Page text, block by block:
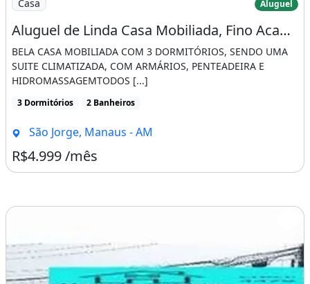
Casa Aluguel
Aluguel de Linda Casa Mobiliada, Fino Acabamento
BELA CASA MOBILIADA COM 3 DORMITÓRIOS, SENDO UMA
SUITE CLIMATIZADA, COM ARMÁRIOS, PENTEADEIRA E
HIDROMASSAGEMTODOS [...]
3 Dormitórios 2 Banheiros
São Jorge, Manaus - AM
R$4.999 /mês